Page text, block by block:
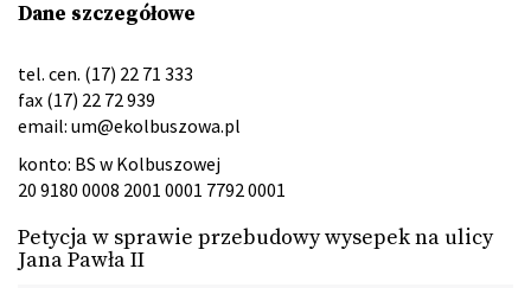
Dane szczegółowe
tel. cen. (17) 22 71 333
fax (17) 22 72 939
email: um@ekolbuszowa.pl
konto: BS w Kolbuszowej
20 9180 0008 2001 0001 7792 0001
Petycja w sprawie przebudowy wysepek na ulicy
Jana Pawła II